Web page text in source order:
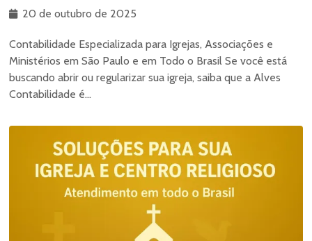
20 de outubro de 2025
Contabilidade Especializada para Igrejas, Associações e
Ministérios em São Paulo e em Todo o Brasil Se você está
buscando abrir ou regularizar sua igreja, saiba que a Alves
Contabilidade é...